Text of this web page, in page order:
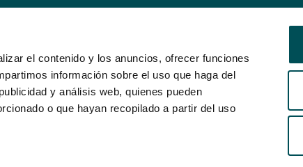
el contenido y los anuncios, ofrecer funciones
información sobre el uso que haga del
y análisis web, quienes pueden
o que hayan recopilado a partir del uso
mapa